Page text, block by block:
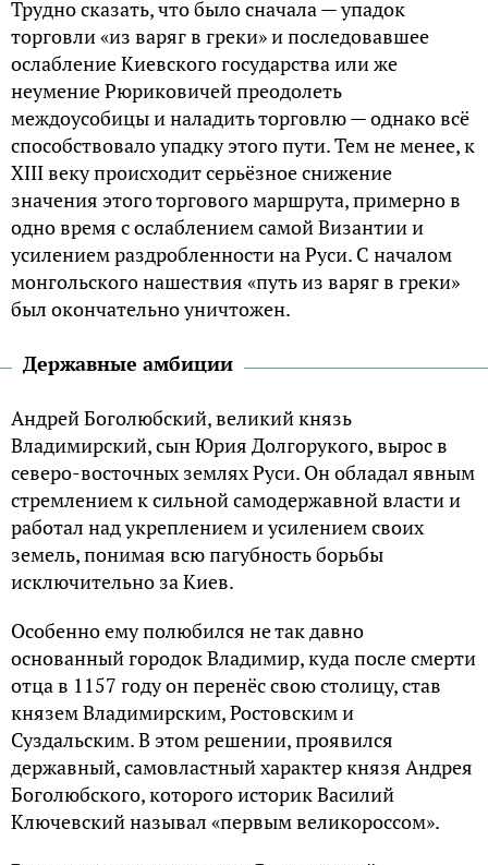
Трудно сказать, что было сначала — упадок
торговли «из варяг в греки» и последовавшее
ослабление Киевского государства или же
неумение Рюриковичей преодолеть
междоусобицы и наладить торговлю — однако всё
способствовало упадку этого пути. Тем не менее, к
XIII веку происходит серьёзное снижение
значения этого торгового маршрута, примерно в
одно время с ослаблением самой Византии и
усилением раздробленности на Руси. С началом
монгольского нашествия «путь из варяг в греки»
был окончательно уничтожен.
Державные амбиции
Андрей Боголюбский, великий князь
Владимирский, сын Юрия Долгорукого, вырос в
северо-восточных землях Руси. Он обладал явным
стремлением к сильной самодержавной власти и
работал над укреплением и усилением своих
земель, понимая всю пагубность борьбы
исключительно за Киев.
Особенно ему полюбился не так давно
основанный городок Владимир, куда после смерти
отца в 1157 году он перенёс свою столицу, став
князем Владимирским, Ростовским и
Суздальским. В этом решении, проявился
державный, самовластный характер князя Андрея
Боголюбского, которого историк Василий
Ключевский называл «первым великороссом».